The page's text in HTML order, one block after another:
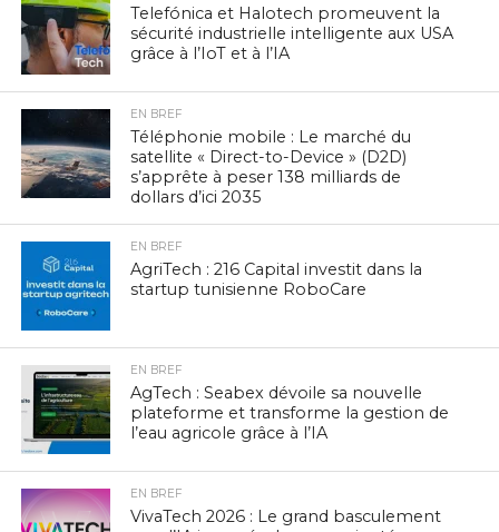
Telefónica et Halotech promeuvent la
sécurité industrielle intelligente aux USA
grâce à l’IoT et à l’IA
EN BREF
Téléphonie mobile : Le marché du
satellite « Direct-to-Device » (D2D)
s’apprête à peser 138 milliards de
dollars d’ici 2035
EN BREF
AgriTech : 216 Capital investit dans la
startup tunisienne RoboCare
EN BREF
AgTech : Seabex dévoile sa nouvelle
plateforme et transforme la gestion de
l’eau agricole grâce à l’IA
EN BREF
VivaTech 2026 : Le grand basculement